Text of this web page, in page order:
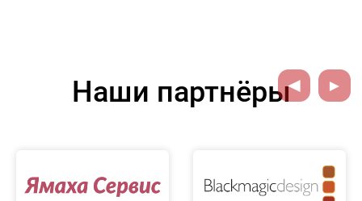
Наши партнёры